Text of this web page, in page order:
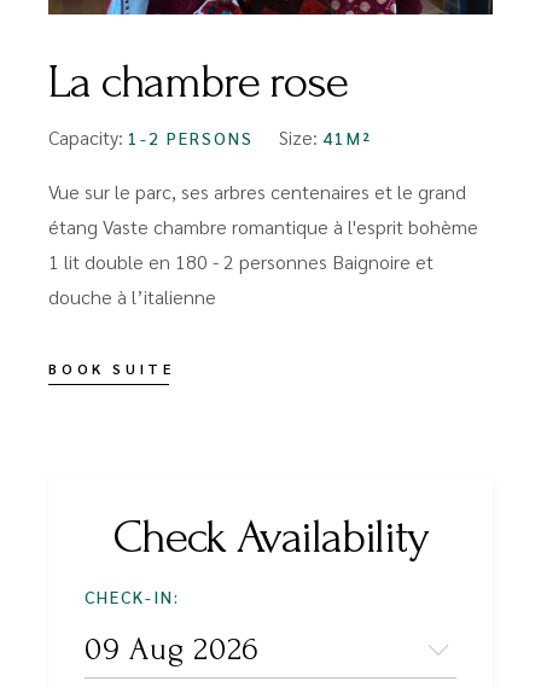
La chambre rose
Capacity: 1-2 PERSONS Size: 41M²
Vue sur le parc, ses arbres centenaires et le grand
étang Vaste chambre romantique à l'esprit bohème
1 lit double en 180 - 2 personnes Baignoire et
douche à l’italienne
BOOK SUITE
Check Availability
CHECK-IN: